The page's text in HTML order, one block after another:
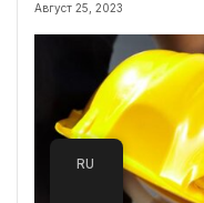
Август 25, 2023
RU